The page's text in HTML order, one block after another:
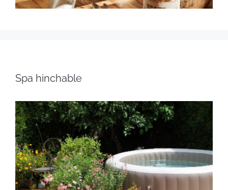
Spa hinchable